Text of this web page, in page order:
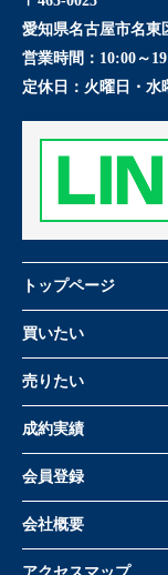
愛知県名古屋市名東
営業時間： 10:00～
定休日： 火曜日・水
トップページ
買いたい
売りたい
成約実績
会員登録
会社概要